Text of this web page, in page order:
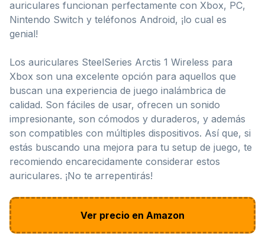
auriculares funcionan perfectamente con Xbox, PC,
Nintendo Switch y teléfonos Android, ¡lo cual es
genial!
Los auriculares SteelSeries Arctis 1 Wireless para
Xbox son una excelente opción para aquellos que
buscan una experiencia de juego inalámbrica de
calidad. Son fáciles de usar, ofrecen un sonido
impresionante, son cómodos y duraderos, y además
son compatibles con múltiples dispositivos. Así que, si
estás buscando una mejora para tu setup de juego, te
recomiendo encarecidamente considerar estos
auriculares. ¡No te arrepentirás!
Ver precio en Amazon